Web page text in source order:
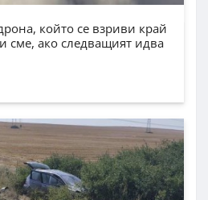
който се взриви край
сме, ако следващият идва